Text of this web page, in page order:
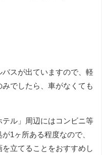
スが出ていますので、軽
でしたら、車がなくても
ル」周辺にはコンビニ等
1ヶ所ある程度なので、
立てることをおすすめし